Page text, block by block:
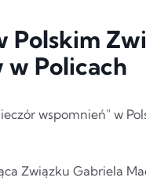
Polskim
w Policach
wspomnień" w
Związku Gabriela